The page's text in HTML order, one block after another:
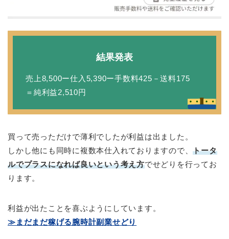
結果発表
売上8,500ー仕入5,390ー手数料425－送料175
＝純利益2,510円
買って売っただけで薄利でしたが利益は出ました。
しかし他にも同時に複数本仕入れておりますので、トータ
ルでプラスになれば良いという考え方でせどりを行ってお
ります。
利益が出たことを喜ぶようにしています。
≫まだまだ稼げる腕時計副業せどり